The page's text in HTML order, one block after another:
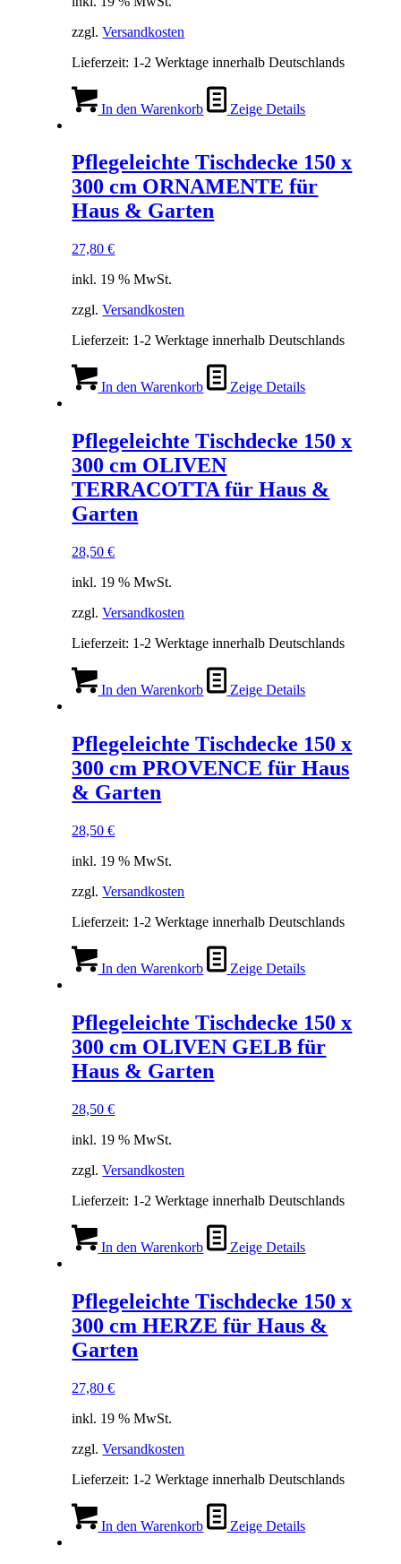
zzgl.Versandkosten
Lieferzeit: 1-2 Werktage innerhalb Deutschlands
In den Warenkorb Zeige Details
Pflegeleichte Tischdecke 150 x
300 cm ORNAMENTE für
Haus & Garten
27,80€
inkl. 19 % MwSt.
zzgl.Versandkosten
Lieferzeit: 1-2 Werktage innerhalb Deutschlands
In den Warenkorb Zeige Details
Pflegeleichte Tischdecke 150 x
300 cm OLIVEN
TERRACOTTA für Haus &
Garten
28,50€
inkl. 19 % MwSt.
zzgl.Versandkosten
Lieferzeit: 1-2 Werktage innerhalb Deutschlands
In den Warenkorb Zeige Details
Pflegeleichte Tischdecke 150 x
300 cm PROVENCE für Haus
& Garten
28,50€
inkl. 19 % MwSt.
zzgl.Versandkosten
Lieferzeit: 1-2 Werktage innerhalb Deutschlands
In den Warenkorb Zeige Details
Pflegeleichte Tischdecke 150 x
300 cm OLIVEN GELB für
Haus & Garten
28,50€
inkl. 19 % MwSt.
zzgl.Versandkosten
Lieferzeit: 1-2 Werktage innerhalb Deutschlands
In den Warenkorb Zeige Details
Pflegeleichte Tischdecke 150 x
300 cm HERZE für Haus &
Garten
27,80€
inkl. 19 % MwSt.
zzgl.Versandkosten
Lieferzeit: 1-2 Werktage innerhalb Deutschlands
In den Warenkorb Zeige Details